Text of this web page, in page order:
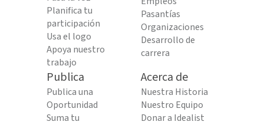
Planifica tu
participación
Usa el logo
Apoya nuestro
trabajo
Pasantías
Organizaciones
Desarrollo de
carrera
Publica
Publica una
Oportunidad
Suma tu
Acerca de
Nuestra Historia
Nuestro Equipo
Donar a Idealist